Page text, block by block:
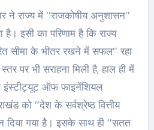
राज्य में ’’राजकोषीय अनुशासन’’
इसी का परिणाम है कि राज्य
सीमा के भीतर रखने में सफल’’ रहा
पर भी सराहना मिली है, हाल ही में
इंस्टीट्यूट ऑफ फाइनेंशियल
को ’’देश के सर्वश्रेष्ठ वित्तीय
दिया गया है। इसके साथ ही ’’सतत